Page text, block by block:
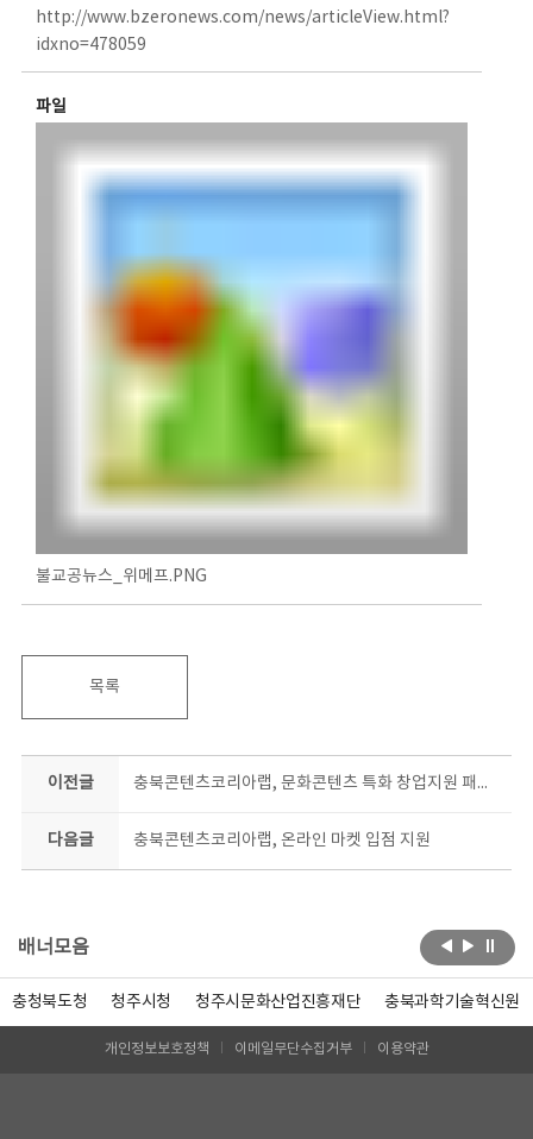
http://www.bzeronews.com/news/articleView.html?
idxno=478059
파일
불교공뉴스_위메프.PNG
목록
이전글 충북콘텐츠코리아랩, 문화콘텐츠 특화 창업지원 패키지 참여 예비창업자 모집
다음글 충북콘텐츠코리아랩, 온라인 마켓 입점 지원
배너모음
충청북도청 청주시청 청주시문화산업진흥재단 충북과학기술혁신원
개인정보보호정책 이메일무단수집거부 이용약관